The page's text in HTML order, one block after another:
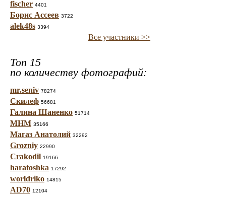
fischer 4401
Борис Ассеев 3722
alek48s 3394
Все участники >>
Топ 15
по количеству фотографий:
mr.seniv 78274
Скилеф 56681
Галина Шаненко 51714
МНМ 35166
Магаз Анатолий 32292
Grozniy 22990
Crakodil 19166
haratoshka 17292
worldriko 14815
AD70 12104